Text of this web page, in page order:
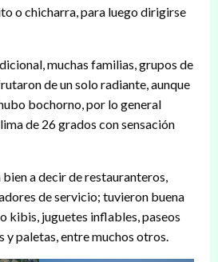
o chicharra, para luego dirigirse
muchas familias, grupos de
de un solo radiante, aunque
bochorno, por lo general
de 26 grados con sensación
a decir de restauranteros,
de servicio; tuvieron buena
kibis, juguetes inflables, paseos
y paletas, entre muchos otros.